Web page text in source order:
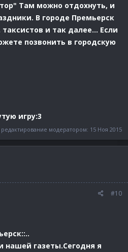
Там можно отдохнуть, и
В городе Премьерск
и так далее... Если
позвонить в городскую
игру:3
модератором: 15 Ноя 2015
#10
нашей газеты.Сегодня я